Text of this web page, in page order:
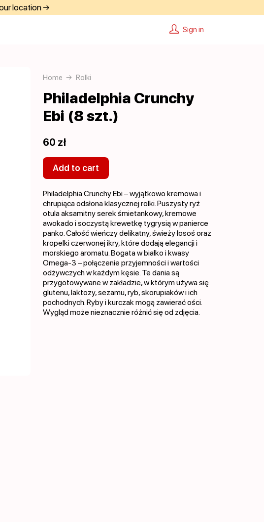
location →
Sign in
Home Rolki
Philadelphia Crunchy
Ebi (8 szt.)
60 zł
Add to cart
Philadelphia Crunchy Ebi – wyjątkowo kremowa i
chrupiąca odsłona klasycznej rolki. Puszysty ryż
otula aksamitny serek śmietankowy, kremowe
awokado i soczystą krewetkę tygrysią w panierce
panko. Całość wieńczy delikatny, świeży łosoś oraz
kropelki czerwonej ikry, które dodają elegancji i
morskiego aromatu. Bogata w białko i kwasy
Omega-3 – połączenie przyjemności i wartości
odżywczych w każdym kęsie. Te dania są
przygotowywane w zakładzie, w którym używa się
glutenu, laktozy, sezamu, ryb, skorupiaków i ich
pochodnych. Ryby i kurczak mogą zawierać ości.
Wygląd może nieznacznie różnić się od zdjęcia.